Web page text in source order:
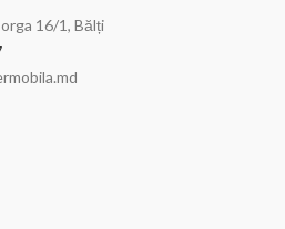
16/1, Bălți